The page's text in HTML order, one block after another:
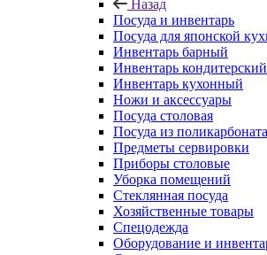
Назад
Посуда и инвентарь
Посуда для японской
Инвентарь барный
Инвентарь кондитерский
Инвентарь кухонный
Ножи и аксессуары
Посуда столовая
Посуда из поликарбоната
Предметы сервировки
Приборы столовые
Уборка помещений
Стеклянная посуда
Хозяйственные товары
Спецодежда
Оборудование и